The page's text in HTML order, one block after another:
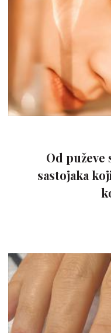
Od puževe
sastojaka